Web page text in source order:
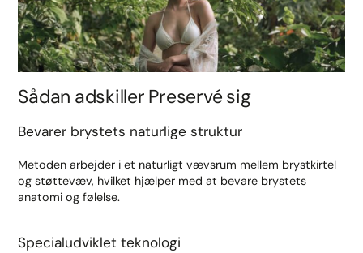
Sådan adskiller Preservé sig
Bevarer brystets naturlige struktur
Metoden arbejder i et naturligt vævsrum mellem brystkirtel
og støttevæv, hvilket hjælper med at bevare brystets
anatomi og følelse.
Specialudviklet teknologi